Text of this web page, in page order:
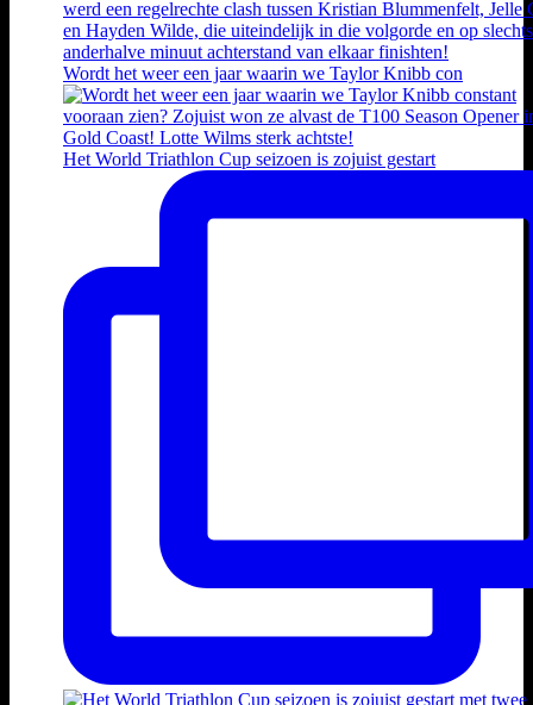
Wordt het weer een jaar waarin we Taylor Knibb con
Het World Triathlon Cup seizoen is zojuist gestart